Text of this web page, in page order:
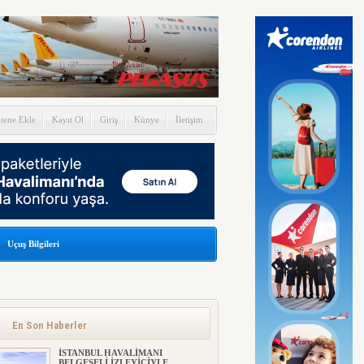
Ekle Kayıt Ol Giriş Künye İletişim
Uçuş Bilgileri
En Son Haberler
İSTANBUL HAVALİMANI